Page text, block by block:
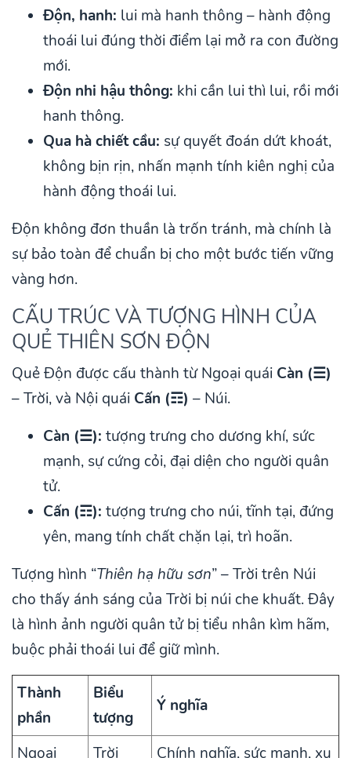
Độn, hanh: lui mà hanh thông – hành động
thoái lui đúng thời điểm lại mở ra con đường
mới.
Độn nhi hậu thông: khi cần lui thì lui, rồi mới
hanh thông.
Qua hà chiết cầu: sự quyết đoán dứt khoát,
không bịn rịn, nhấn mạnh tính kiên nghị của
hành động thoái lui.
Độn không đơn thuần là trốn tránh, mà chính là
sự bảo toàn để chuẩn bị cho một bước tiến vững
vàng hơn.
CẤU TRÚC VÀ TƯỢNG HÌNH CỦA
QUẺ THIÊN SƠN ĐỘN
Quẻ Độn được cấu thành từ Ngoại quái Càn (☰)
– Trời, và Nội quái Cấn (☶) – Núi.
Càn (☰): tượng trưng cho dương khí, sức
mạnh, sự cứng cỏi, đại diện cho người quân
tử.
Cấn (☶): tượng trưng cho núi, tĩnh tại, đứng
yên, mang tính chất chặn lại, trì hoãn.
Tượng hình “Thiên hạ hữu sơn” – Trời trên Núi
cho thấy ánh sáng của Trời bị núi che khuất. Đây
là hình ảnh người quân tử bị tiểu nhân kìm hãm,
buộc phải thoái lui để giữ mình.
Thành
phần
Biểu
tượng
Ý nghĩa
Ngoại Trời Chính nghĩa, sức mạnh, xu